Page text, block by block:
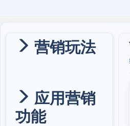
营销玩法
应用营销
功能